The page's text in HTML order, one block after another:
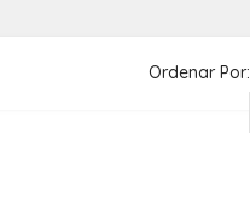
Ordenar Por: